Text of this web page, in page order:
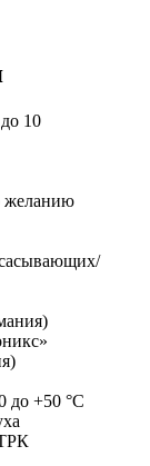
10
желанию
до +50 °C